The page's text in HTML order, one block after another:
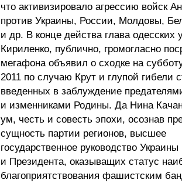
что активизировало агрессию войск
против Украины, России, Молдовы,
и др. В конце действа глава одесских
Кириленко, публично, громогласно
мегафона объявил о сходке на
2011 по случаю Крут и глупой гибели
введенных в заблуждение
и изменниками Родины. Да Нина
ум, честь и совесть эпохи, осознав
сущность партии регионов, высшее
государственное руководство Украины
и Президента, оказыващих статус
благоприятствования фашистским